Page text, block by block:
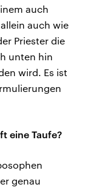
auch
auch wie
Priester die
unten hin
wird. Es ist
eine Taufe?
genau